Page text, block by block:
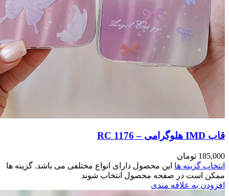
مختلفی می باشد. گزینه ها